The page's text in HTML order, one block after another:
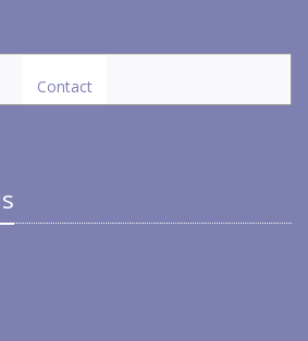
Contact